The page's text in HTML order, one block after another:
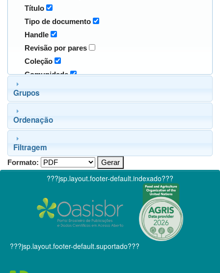
Título
Tipo de documento
Handle
Revisão por pares
Coleção
Comunidade
Grupos
Ordenação
Filtragem
Formato:
???jsp.layout.footer-default.indexado???
???jsp.layout.footer-default.suportado???